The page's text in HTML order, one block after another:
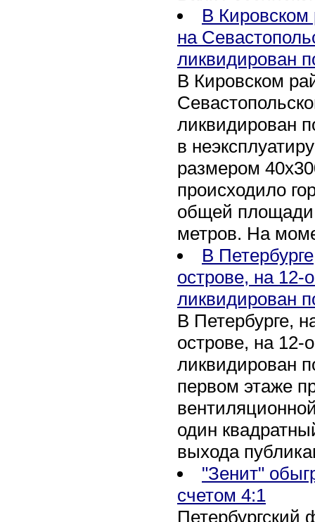
В Кировском
на
ликвидирован
В Кировском
ликвидирован
в
размером
происходило
общей площади
метров. На
В
острове, на 12-
ликвидирован
В Петербурге,
острове, на 12-
ликвидирован
первом этаже
один
выхода
"Зенит"
счетом 4:1
Петербургский